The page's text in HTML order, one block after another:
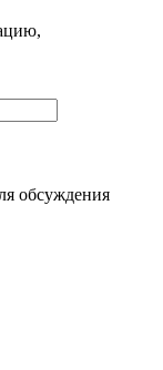
обсуждения